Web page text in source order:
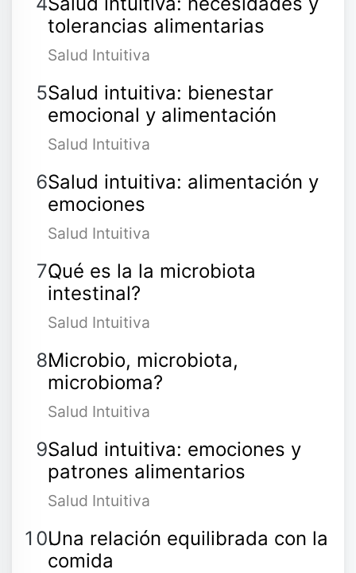
tolerancias alimentarias
Salud Intuitiva
Salud intuitiva: bienestar
emocional y alimentación
Salud Intuitiva
Salud intuitiva: alimentación y
emociones
Salud Intuitiva
Qué es la la microbiota
intestinal?
Salud Intuitiva
Microbio, microbiota,
microbioma?
Salud Intuitiva
Salud intuitiva: emociones y
patrones alimentarios
Salud Intuitiva
Una relación equilibrada con la
comida